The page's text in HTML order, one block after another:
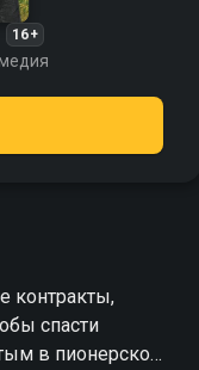
16+
контракты,
спасти
в пионерском